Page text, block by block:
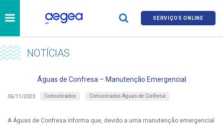
SERVIÇOS ONLINE
NOTÍCIAS
Águas de Confresa – Manutenção Emergencial
06/11/2023 Comunicados Comunicados Águas de Confresa
A Águas de Confresa informa que, devido a uma manutenção emergencial